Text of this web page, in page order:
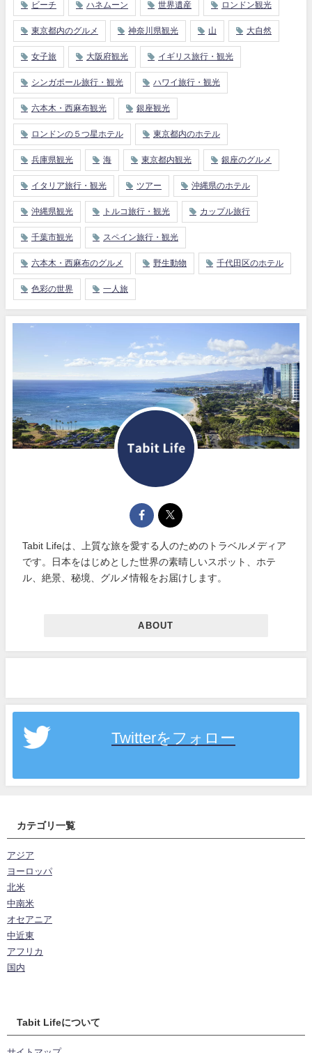
ビーチ ハネムーン 世界遺産 ロンドン観光
東京都内のグルメ 神奈川県観光 山 大自然
女子旅 大阪府観光 イギリス旅行・観光
シンガポール旅行・観光 ハワイ旅行・観光
六本木・西麻布観光 銀座観光
ロンドンの５つ星ホテル 東京都内のホテル
兵庫県観光 海 東京都内観光 銀座のグルメ
イタリア旅行・観光 ツアー 沖縄県のホテル
沖縄県観光 トルコ旅行・観光 カップル旅行
千葉市観光 スペイン旅行・観光
六本木・西麻布のグルメ 野生動物 千代田区のホテル
色彩の世界 一人旅
Tabit Lifeは、上質な旅を愛する人のためのトラベルメディア
です。日本をはじめとした世界の素晴しいスポット、ホテ
ル、絶景、秘境、グルメ情報をお届けします。
ABOUT
Twitterをフォロー
カテゴリ一覧
アジア
ヨーロッパ
北米
中南米
オセアニア
中近東
アフリカ
国内
Tabit Lifeについて